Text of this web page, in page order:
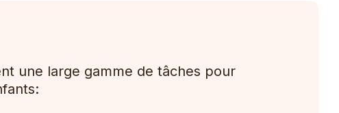
une large gamme de tâches pour